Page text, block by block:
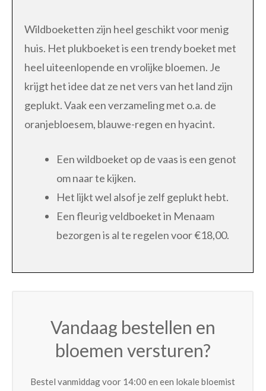
Wildboeketten zijn heel geschikt voor menig
huis. Het plukboeket is een trendy boeket met
heel uiteenlopende en vrolijke bloemen. Je
krijgt het idee dat ze net vers van het land zijn
geplukt. Vaak een verzameling met o.a. de
oranjebloesem, blauwe-regen en hyacint.
Een wildboeket op de vaas is een genot
om naar te kijken.
Het lijkt wel alsof je zelf geplukt hebt.
Een fleurig veldboeket in Menaam
bezorgen is al te regelen voor €18,00.
Vandaag bestellen en
bloemen versturen?
Bestel vanmiddag voor 14:00 en een lokale bloemist